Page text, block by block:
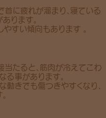
首に疲れが溜まり、寝ている
ります。
すい傾向もあります 。
当たると、筋肉が冷えてこわ
る事があります。
動きでも傷つきやすくなり、